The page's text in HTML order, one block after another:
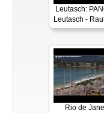
Leutasch:
Leutasch -
Rio de